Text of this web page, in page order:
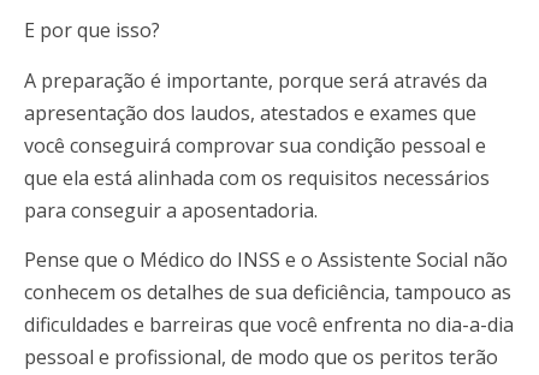
E por que isso?
A preparação é importante, porque será através da
apresentação dos laudos, atestados e exames que
você conseguirá comprovar sua condição pessoal e
que ela está alinhada com os requisitos necessários
para conseguir a aposentadoria.
Pense que o Médico do INSS e o Assistente Social não
conhecem os detalhes de sua deficiência, tampouco as
dificuldades e barreiras que você enfrenta no dia-a-dia
pessoal e profissional, de modo que os peritos terão